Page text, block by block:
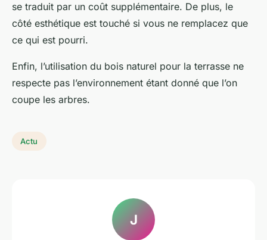
se traduit par un coût supplémentaire. De plus, le
côté esthétique est touché si vous ne remplacez que
ce qui est pourri.
Enfin, l’utilisation du bois naturel pour la terrasse ne
respecte pas l’environnement étant donné que l’on
coupe les arbres.
Actu
J